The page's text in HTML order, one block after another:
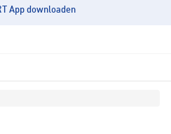
App downloaden